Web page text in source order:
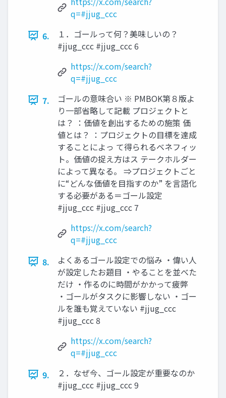
q=#jjug_ccc
6.
１．ゴールって何？美味しいの？
#jjug_ccc #jjug_ccc 6
https://x.com/search?
q=#jjug_ccc
7.
ゴールの意味合い ※ PMBOK第８版よ
り一部省略して記載 プロジェクトと
は？ ：価値を創出するための施策 価
値とは？ ：プロジェクトの目標を達成
することによっ て得られるベネフィッ
ト。価値の捉え方はス テークホルダー
によって異なる。 ⇒プロジェクトごと
に“どんな価値を目指すのか” を言語化
する必要がある＝ゴール設定
#jjug_ccc #jjug_ccc 7
https://x.com/search?
q=#jjug_ccc
8.
よくあるゴール設定での悩み ・偉い人
が設定したお題目 ・やることを並べた
だけ ・作るのに時間がかかって疲弊
・ゴールがタスクに影響しない ・ゴー
ルを誰も覚えていない #jjug_ccc
#jjug_ccc 8
https://x.com/search?
q=#jjug_ccc
9.
２．なぜ今、ゴール設定が重要なのか
#jjug_ccc #jjug_ccc 9